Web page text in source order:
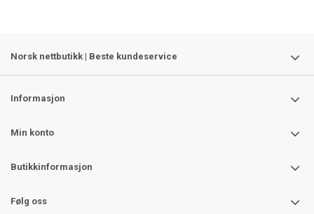
Norsk nettbutikk | Beste kundeservice
Informasjon
Min konto
Butikkinformasjon
Følg oss